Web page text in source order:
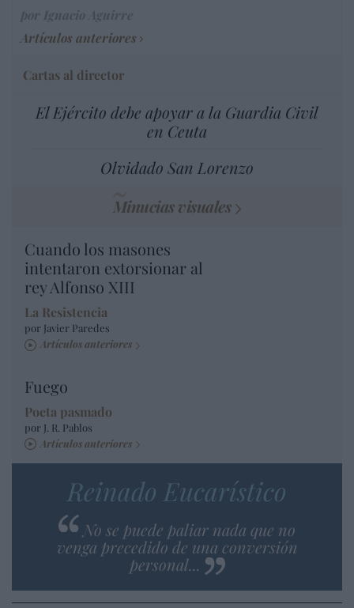
Artículos anteriores
Cartas al director
El Ejército debe apoyar a la Guardia Civil
en Ceuta
Olvidado San Lorenzo
Minucias visuales
Cuando los masones
intentaron extorsionar al
rey Alfonso XIII
La Resistencia
por Javier Paredes
Artículos anteriores
Fuego
Poeta pasmado
por J. R. Pablos
Artículos anteriores
Reinado Eucarístico
No se puede paliar nada que no
venga precedido de una conversión
personal...